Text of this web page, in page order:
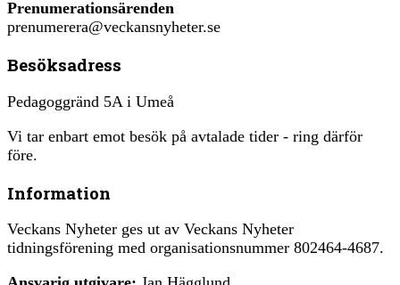
Prenumerationsärenden
prenumerera@veckansnyheter.se
Besöksadress
Pedagoggränd 5A i Umeå
Vi tar enbart emot besök på avtalade tider - ring därför
före.
Information
Veckans Nyheter ges ut av Veckans Nyheter
tidningsförening med organisationsnummer 802464-4687.